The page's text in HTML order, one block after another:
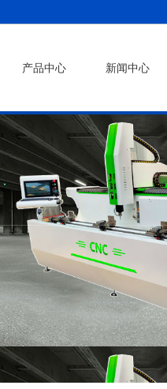
产品中心 新闻中心